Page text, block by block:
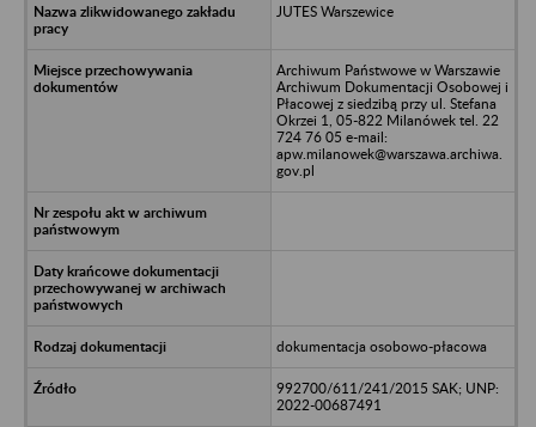
JUTES Warszewice
Archiwum Państwowe w Warszawie
Archiwum Dokumentacji Osobowej i
Płacowej z siedzibą przy ul. Stefana
Okrzei 1, 05-822 Milanówek tel. 22
724 76 05 e-mail:
apw.milanowek@warszawa.archiwa.
gov.pl
dokumentacja osobowo-płacowa
992700/611/241/2015 SAK; UNP:
2022-00687491